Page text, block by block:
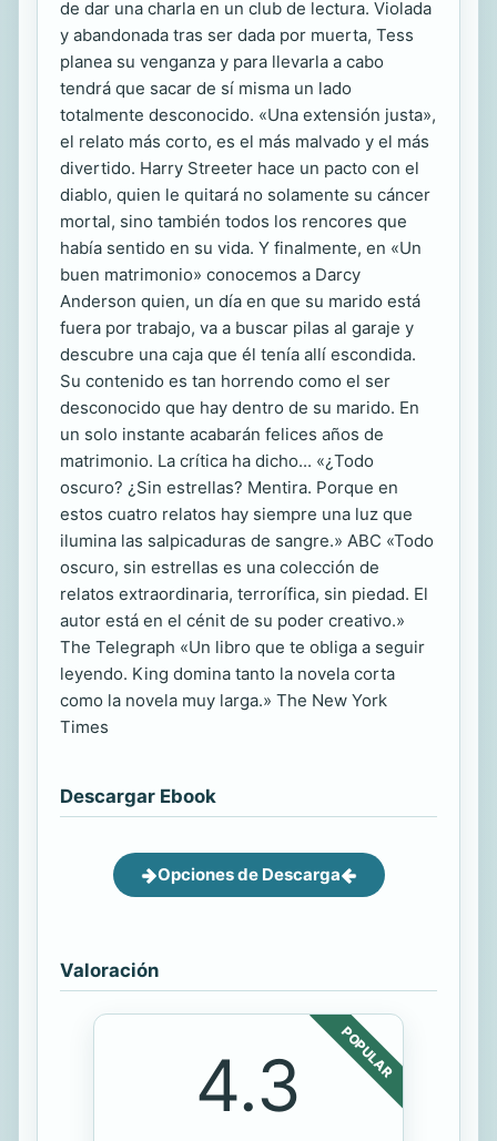
de dar una charla en un club de lectura. Violada
y abandonada tras ser dada por muerta, Tess
planea su venganza y para llevarla a cabo
tendrá que sacar de sí misma un lado
totalmente desconocido. «Una extensión justa»,
el relato más corto, es el más malvado y el más
divertido. Harry Streeter hace un pacto con el
diablo, quien le quitará no solamente su cáncer
mortal, sino también todos los rencores que
había sentido en su vida. Y finalmente, en «Un
buen matrimonio» conocemos a Darcy
Anderson quien, un día en que su marido está
fuera por trabajo, va a buscar pilas al garaje y
descubre una caja que él tenía allí escondida.
Su contenido es tan horrendo como el ser
desconocido que hay dentro de su marido. En
un solo instante acabarán felices años de
matrimonio. La crítica ha dicho... «¿Todo
oscuro? ¿Sin estrellas? Mentira. Porque en
estos cuatro relatos hay siempre una luz que
ilumina las salpicaduras de sangre.» ABC «Todo
oscuro, sin estrellas es una colección de
relatos extraordinaria, terrorífica, sin piedad. El
autor está en el cénit de su poder creativo.»
The Telegraph «Un libro que te obliga a seguir
leyendo. King domina tanto la novela corta
como la novela muy larga.» The New York
Times
Descargar Ebook
Opciones de Descarga
Valoración
POPULAR
4.3